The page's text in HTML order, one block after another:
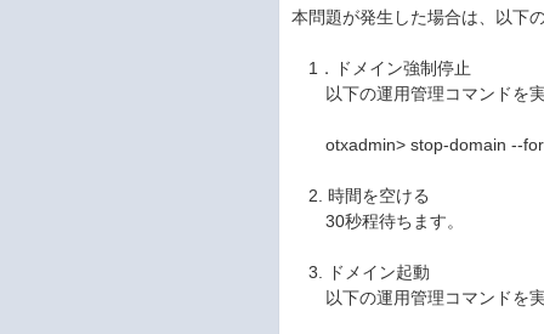
本問題が発生した場合は、以下
1．ドメイン強制停止
以下の運用管理コマンドを
otxadmin> stop-domain --
2. 時間を空ける
30秒程待ちます。
3. ドメイン起動
以下の運用管理コマンドを